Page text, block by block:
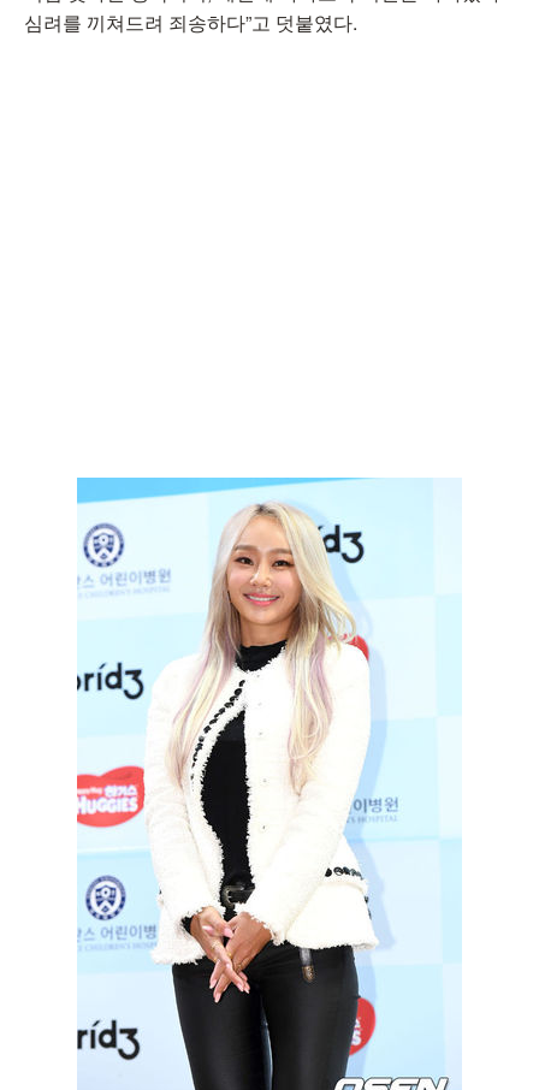
심려를 끼쳐드려 죄송하다”고 덧붙였다.